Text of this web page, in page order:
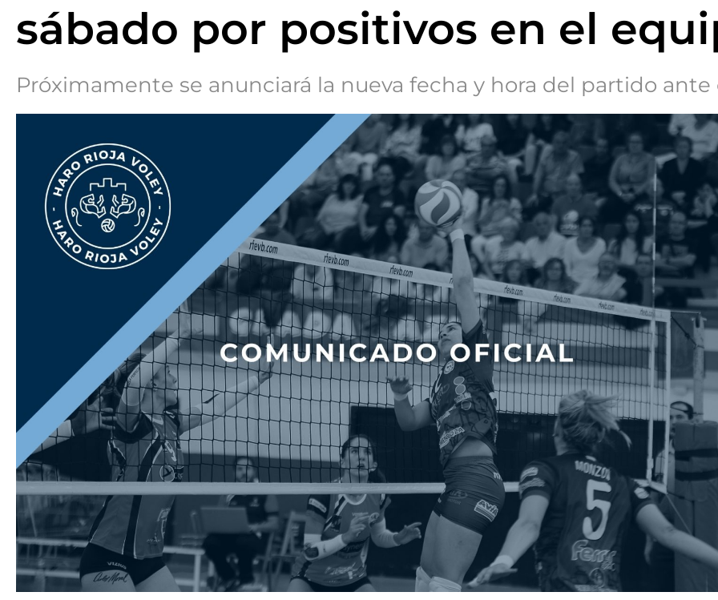
sábado por positivos en el
Próximamente se anunciará la nueva fecha y hora del partido ante